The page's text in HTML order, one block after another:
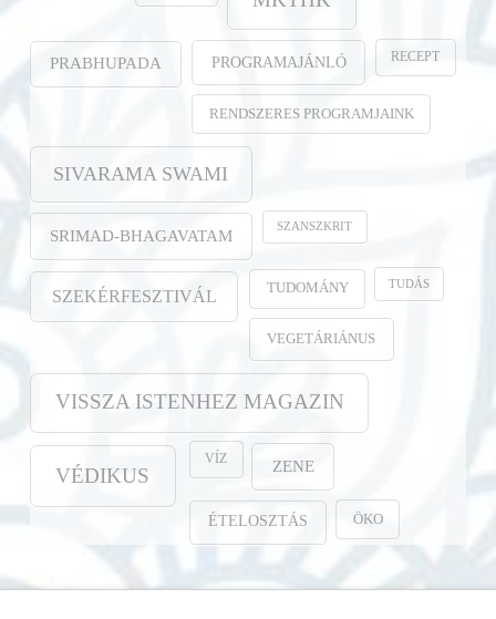
PRABHUPADA PROGRAMAJÁNLÓ RECEPT
RENDSZERES PROGRAMJAINK
SIVARAMA SWAMI
SRIMAD-BHAGAVATAM SZANSZKRIT
SZEKÉRFESZTIVÁL TUDOMÁNY TUDÁS
VEGETÁRIÁNUS
VISSZA ISTENHEZ MAGAZIN
VÉDIKUS
VÍZ ZENE
ÉTELOSZTÁS ÖKO